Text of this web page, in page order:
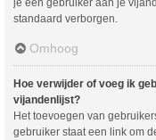
standaard verborgen.
Omhoog
Hoe verwijder of voeg ik
vijandenlijst?
Het toevoegen van
gebruiker staat een link om